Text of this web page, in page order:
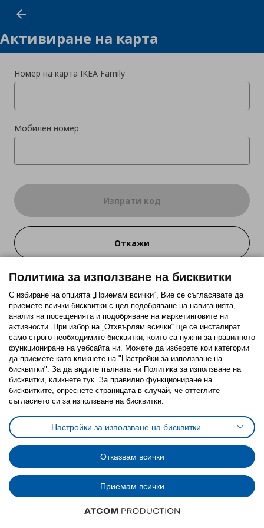
Label
Активиране на карта
Номер на карта IKEA Family
Мобилен номер
Изпрати код
Откажи
Политика за използване на бисквитки
С избиране на опцията „Приемам всички“, Вие се съгласявате да
приемете всички бисквитки с цел подобряване на навигацията,
анализ на посещенията и подобряване на маркетинговите ни
активности. При избор на „Отхвърлям всички“ ще се инсталират
само строго необходимитe бисквитки, които са нужни за правилното
функциониране на уебсайта ни. Можете да изберете кои категории
да приемете като кликнете на "Настройки за използване на
бисквитки". За да видите пълната ни Политика за използване на
бисквитки, кликнете тук. За правилно функциониране на
бисквитките, опреснете страницата в случай, че оттеглите
съгласието си за използване на бисквитки.
Настройки за използване на бисквитки
Отказвам всички
Приемам всички